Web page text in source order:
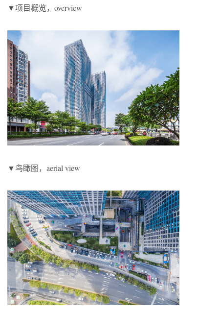
▼项目概览，overview
▼鸟瞰图，aerial view